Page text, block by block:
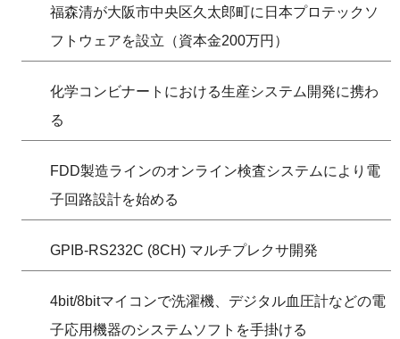
福森清が大阪市中央区久太郎町に日本プロテックソ
フトウェアを設立（資本金200万円）
化学コンビナートにおける生産システム開発に携わ
る
FDD製造ラインのオンライン検査システムにより電
子回路設計を始める
GPIB-RS232C (8CH) マルチプレクサ開発
4bit/8bitマイコンで洗濯機、デジタル血圧計などの電
子応用機器のシステムソフトを手掛ける